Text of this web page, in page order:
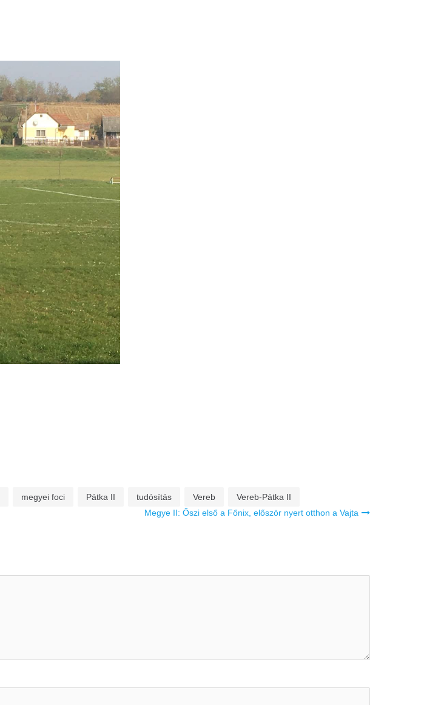
megyei foci Pátka II tudósítás Vereb Vereb-Pátka II
Megye II: Őszi első a Főnix, először nyert otthon a Vajta